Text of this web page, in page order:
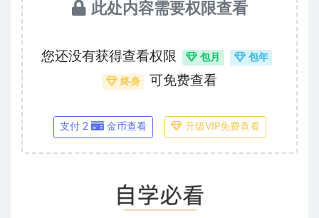
此处内容需要权限查看
您还没有获得查看权限 包月 包年
终身 可免费查看
支付 2 金币查看 升级VIP免费查看